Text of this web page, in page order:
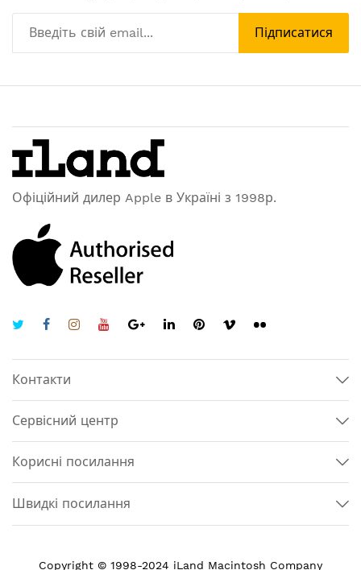
Підписатися
Офіційний дилер Apple в Україні з 1998р.
Контакти
Сервісний центр
Корисні посилання
Швидкі посилання
Copyright © 1998-2024 iLand Macintosh Company